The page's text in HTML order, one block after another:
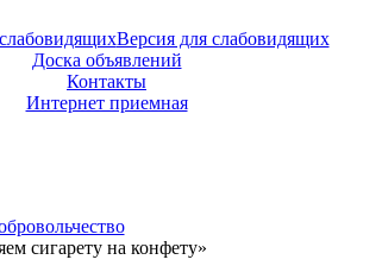
Версия для слабовидящих
Доска объявлений
Контакты
Интернет приемная
сигарету на конфету»